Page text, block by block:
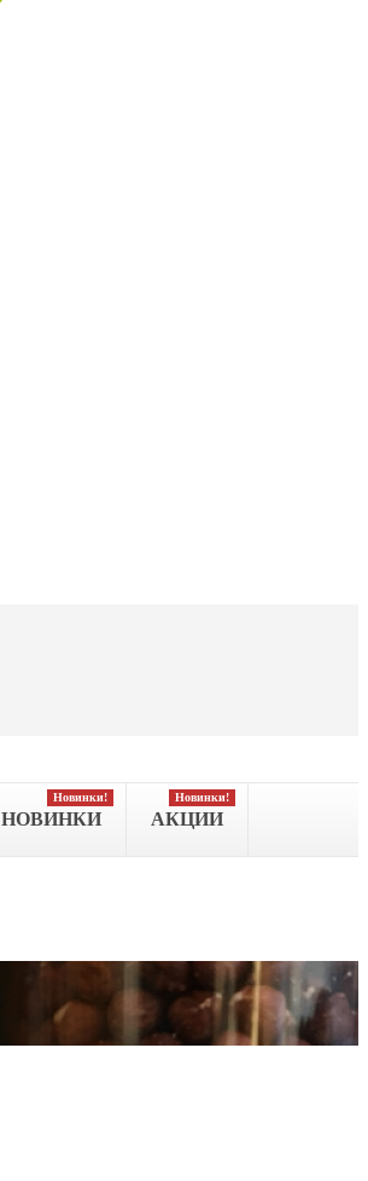
НОВИНКИ
Новинки!
АКЦИИ
Новинки!